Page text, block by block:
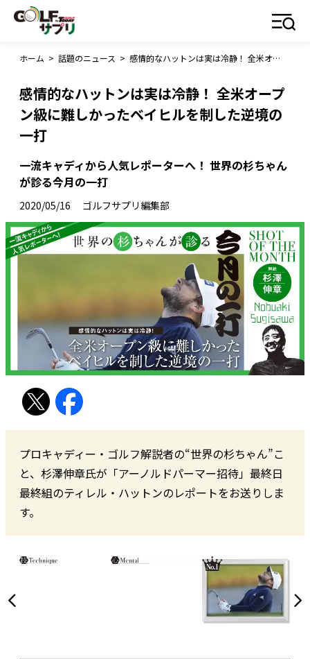
ホーム > 話題のニュース > 感情的なハットンは実は冷静！ 全米オープン級に難しかったベイヒルを制した逆境の一打
感情的なハットンは実は冷静！ 全米オープ
ン級に難しかったベイヒルを制した逆境の
一打
一流キャディから人気レポーターへ！ 世界の杉ちゃん
が診る今月の一打
2020/05/16 ゴルフサプリ編集部
プロキャディー・ゴルフ解説者の“世界の杉ちゃん”こ
と、杉澤伸章氏が「アーノルドパーマー招待」最終日
最終組のティレル・ハットンのレポートをお送りしま
す。